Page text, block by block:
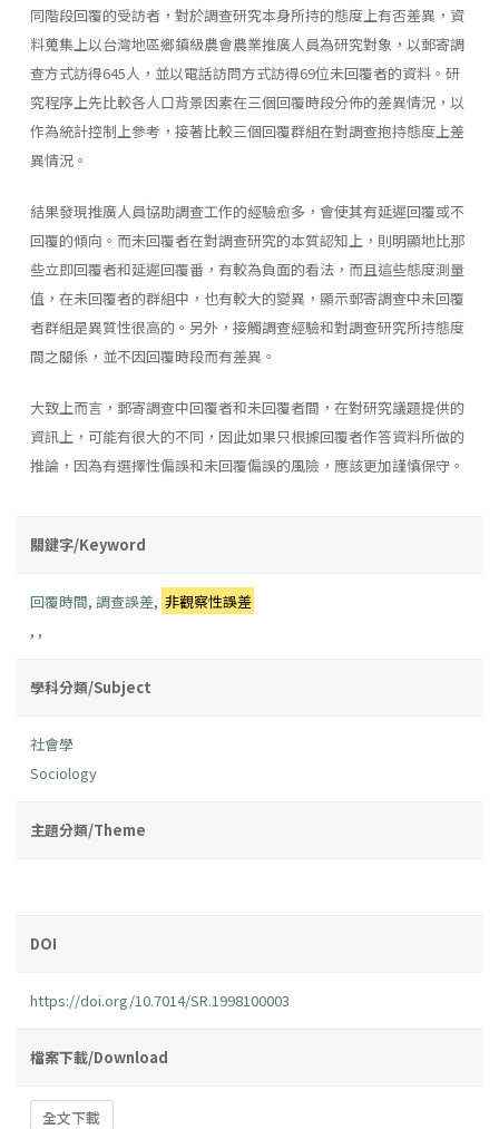
同階段回覆的受訪者，對於調查研究本身所持的態度上有否差異，資
料蒐集上以台灣地區鄉鎮級農會農業推廣人員為研究對象，以郵寄調
查方式訪得645人，並以電話訪問方式訪得69位未回覆者的資料。研
究程序上先比較各人口背景因素在三個回覆時段分佈的差異情況，以
作為統計控制上參考，接著比較三個回覆群組在對調查抱持態度上差
異情況。
結果發現推廣人員協助調查工作的經驗愈多，會使其有延遲回覆或不
回覆的傾向。而未回覆者在對調查研究的本質認知上，則明顯地比那
些立即回覆者和延遲回覆番，有較為負面的看法，而且這些態度測量
值，在未回覆者的群組中，也有較大的變異，顯示郵寄調查中未回覆
者群組是異質性很高的。另外，接觸調查經驗和對調查研究所持態度
間之關係，並不因回覆時段而有差異。
大致上而言，郵寄調查中回覆者和未回覆者間，在對研究議題提供的
資訊上，可能有很大的不同，因此如果只根據回覆者作答資料所做的
推論，因為有選擇性偏誤和未回覆偏誤的風險，應該更加謹慎保守。
關鍵字/Keyword
回覆時間, 調查誤差, 非觀察性誤差
, ,
學科分類/Subject
社會學
Sociology
主題分類/Theme
DOI
https://doi.org/10.7014/SR.1998100003
檔案下載/Download
全文下載